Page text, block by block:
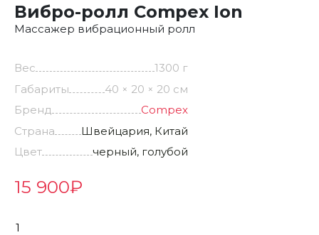
Вибро-ролл Compex Ion
Массажер вибрационный ролл
Вес
1300 г
Габариты
40 × 20 × 20 см
Бренд
Compex
Страна
Швейцария, Китай
Цвет
черный, голубой
15 900₽